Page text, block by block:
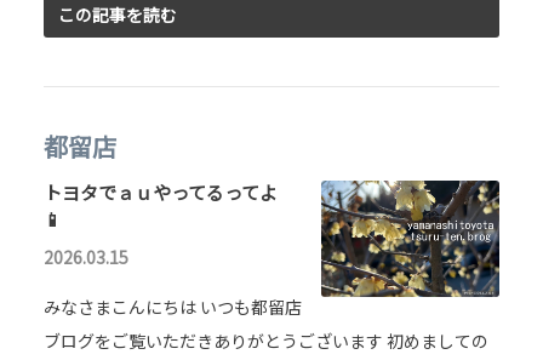
この記事を読む
都留店
トヨタでａｕやってるってよ
📱
2026.03.15
みなさまこんにちは いつも都留店
ブログをご覧いただきありがとうございます 初めましての